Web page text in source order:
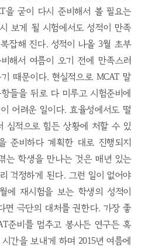
을 굳이 다시 준비해서 볼 필요는
보게 될 시험에서도 성적이 만족
잡해 진다. 성적이 나올 3월 초부
해서 여름이 오기 전에 만족스러
때문이다. 현실적으로 MCAT 말
들을 뒤로 다 미루고 시험준비에
어려운 일이다. 효율성에서도 떨
심적으로 힘든 상황에 처할 수 있
준비하다 계획한 대로 진행되지
는 학생을 만나는 것은 매년 있는
걱정하게 된다. 그런 일이 없어야
에 재시험을 보는 학생의 성적이
면 극단의 대처를 권한다. 가장 좋
준비를 멈추고 봉사든 연구든 혹
간을 보내게 하며 2015년 여름에